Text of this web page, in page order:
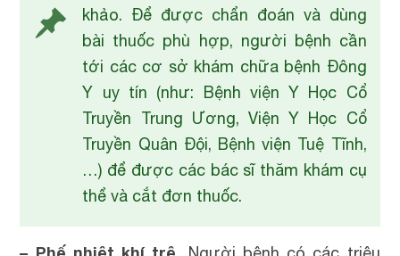
khảo. Để được chẩn đoán và dùng
bài thuốc phù hợp, người bệnh cần
tới các cơ sở khám chữa bệnh Đông
Y uy tín (như: Bệnh viện Y Học Cổ
Truyền Trung Ương, Viện Y Học Cổ
Truyền Quân Đội, Bệnh viện Tuệ Tĩnh,
…) để được các bác sĩ thăm khám cụ
thể và cắt đơn thuốc.
– Phế nhiệt khí trệ.